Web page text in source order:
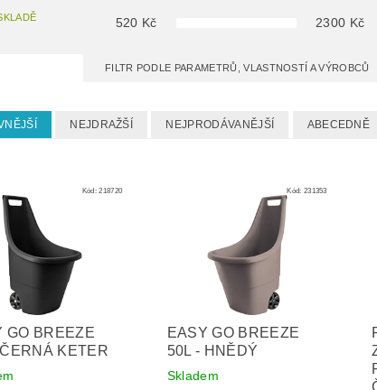
520 Kč 2300 Kč
FILTR PODLE PARAMETRŮ, VLASTNOSTÍ A VÝROBCŮ
NEJDRAŽŠÍ NEJPRODÁVANĚJŠÍ ABECEDNĚ
Kód:218720
GO BREEZE
KETER
Kód: 231353
EASY GO BREEZE
50L - HNĚDÝ
Skladem